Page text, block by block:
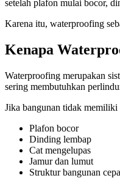
setelah plafon mulai bocor,
Karena itu, waterproofing
Kenapa
Waterproofing merupakan
sering membutuhkan
Jika bangunan tidak memiliki
Plafon bocor
Dinding lembap
Cat mengelupas
Jamur dan lumut
Struktur bangunan